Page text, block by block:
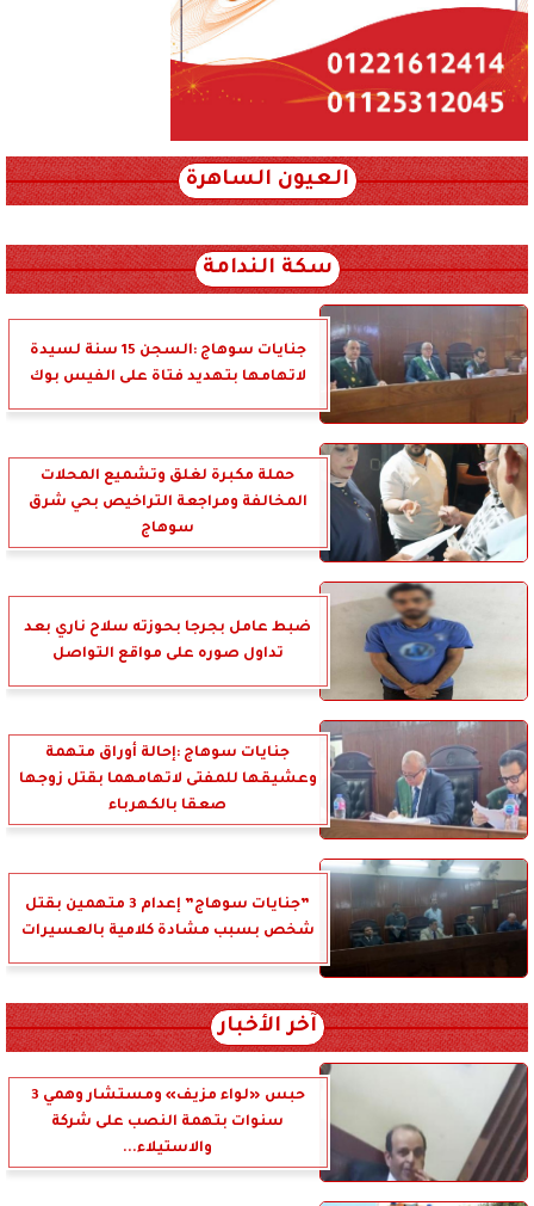
العيون الساهرة
سكة الندامة
جنايات سوهاج :السجن 15 سنة لسيدة
لاتهامها بتهديد فتاة على الفيس بوك
حملة مكبرة لغلق وتشميع المحلات
المخالفة ومراجعة التراخيص بحي شرق
سوهاج
ضبط عامل بجرجا بحوزته سلاح ناري بعد
تداول صوره على مواقع التواصل
جنايات سوهاج :إحالة أوراق متهمة
وعشيقها للمفتى لاتهامهما بقتل زوجها
صعقا بالكهرباء
”جنايات سوهاج” إعدام 3 متهمين بقتل
شخص بسبب مشادة كلامية بالعسيرات
آخر الأخبار
حبس «لواء مزيف» ومستشار وهمي 3
سنوات بتهمة النصب على شركة
والاستيلاء...